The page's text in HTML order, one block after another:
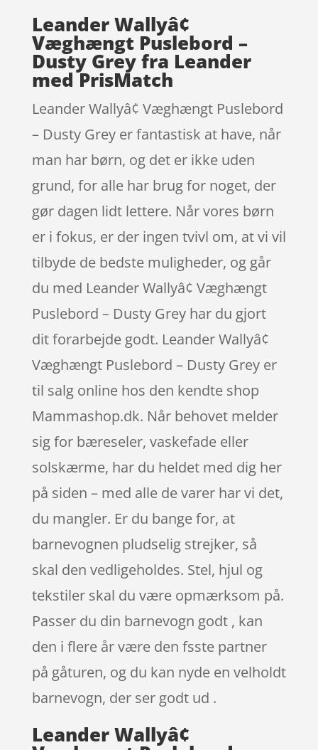
Leander Wallyâ¢
Væghængt Puslebord –
Dusty Grey fra Leander
med PrisMatch
Leander Wallyâ¢ Væghængt Puslebord
– Dusty Grey er fantastisk at have, når
man har børn, og det er ikke uden
grund, for alle har brug for noget, der
gør dagen lidt lettere. Når vores børn
er i fokus, er der ingen tvivl om, at vi vil
tilbyde de bedste muligheder, og går
du med Leander Wallyâ¢ Væghængt
Puslebord – Dusty Grey har du gjort
dit forarbejde godt. Leander Wallyâ¢
Væghængt Puslebord – Dusty Grey er
til salg online hos den kendte shop
Mammashop.dk. Når behovet melder
sig for bæreseler, vaskefade eller
solskærme, har du heldet med dig her
på siden – med alle de varer har vi det,
du mangler. Er du bange for, at
barnevognen pludselig strejker, så
skal den vedligeholdes. Stel, hjul og
tekstiler skal du være opmærksom på.
Passer du din barnevogn godt , kan
den i flere år være den fsste partner
på gåturen, og du kan nyde en velholdt
barnevogn, der ser godt ud .
Leander Wallyâ¢